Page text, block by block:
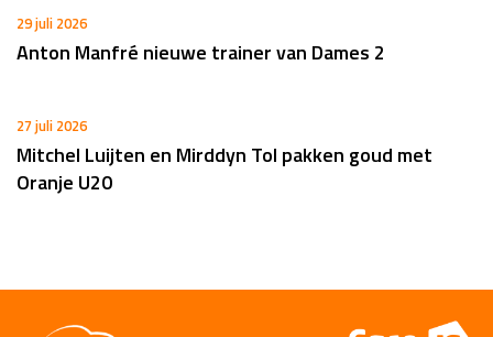
29 juli 2026
Anton Manfré nieuwe trainer van Dames 2
27 juli 2026
Mitchel Luijten en Mirddyn Tol pakken goud met
Oranje U20